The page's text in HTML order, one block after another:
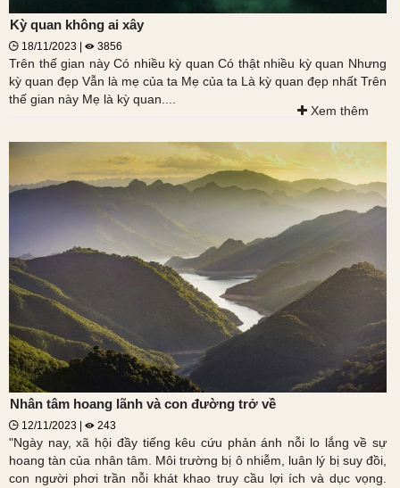
Kỳ quan không ai xây
18/11/2023 | 3856
Trên thế gian này Có nhiều kỳ quan Có thật nhiều kỳ quan Nhưng
kỳ quan đẹp Vẫn là mẹ của ta Mẹ của ta Là kỳ quan đẹp nhất Trên
thế gian này Mẹ là kỳ quan....
Xem thêm
Nhân tâm hoang lãnh và con đường trở về
12/11/2023 | 243
"Ngày nay, xã hội­ đầy tiếng kêu cứu phản ánh nỗi lo lắng về sự
hoang tàn của nhân tâm. Môi trường bị ô nhiễm, luân lý bị suy đồi,
con người phơi trần nỗi khát khao truy cầu lợi ích và dục vọng.